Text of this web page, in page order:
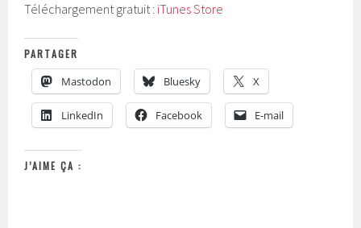
Téléchargement gratuit : iTunes Store
PARTAGER
Mastodon Bluesky X
LinkedIn Facebook E-mail
J’AIME ÇA :